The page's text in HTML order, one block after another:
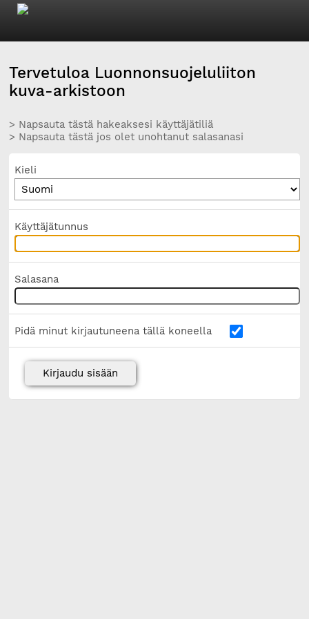
Tervetuloa Luonnonsuojeluliiton
kuva-arkistoon
> Napsauta tästä hakeaksesi käyttäjätiliä
> Napsauta tästä jos olet unohtanut salasanasi
Kieli
Käyttäjätunnus
Salasana
Pidä minut kirjautuneena tällä koneella